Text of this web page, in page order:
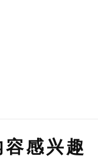
名 4.0 国际 (CC BY
感兴趣